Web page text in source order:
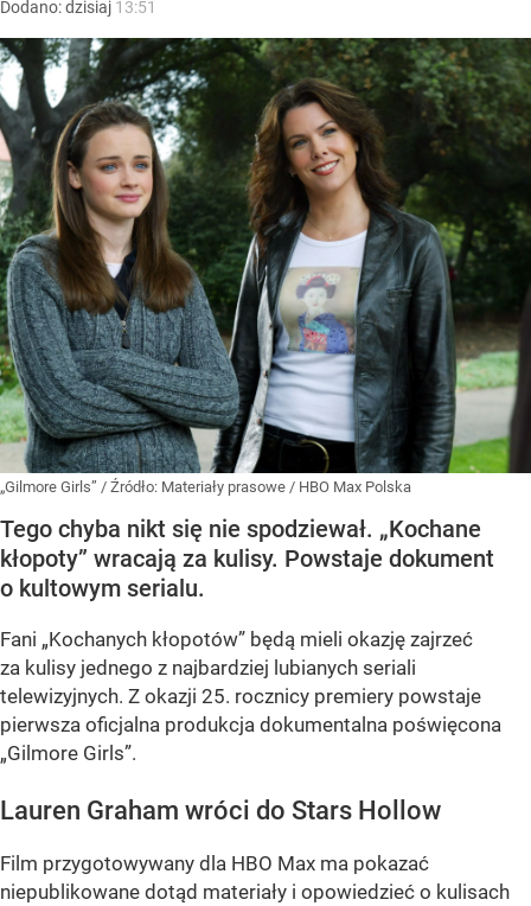
Dodano:dzisiaj 13:51
„Gilmore Girls” / Źródło: Materiały prasowe / HBO Max Polska
Tego chyba nikt się nie spodziewał. „Kochane
kłopoty” wracają za kulisy. Powstaje dokument
o kultowym serialu.
Fani „Kochanych kłopotów” będą mieli okazję zajrzeć
za kulisy jednego z najbardziej lubianych seriali
telewizyjnych. Z okazji 25. rocznicy premiery powstaje
pierwsza oficjalna produkcja dokumentalna poświęcona
„Gilmore Girls”.
Lauren Graham wróci do Stars Hollow
Film przygotowywany dla HBO Max ma pokazać
niepublikowane dotąd materiały i opowiedzieć o kulisach